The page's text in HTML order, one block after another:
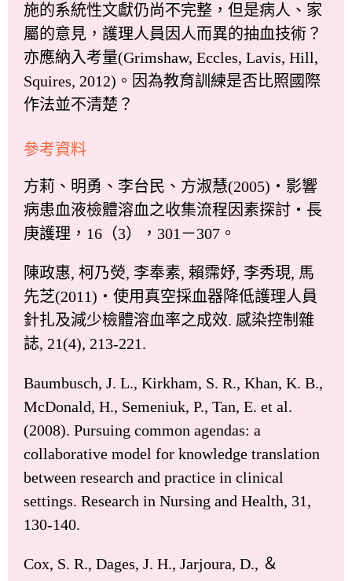
施的系統性文獻仍尚不完整，但是病人、家
屬的意見，護理人員因人而異的抽血技術？
亦應納入考量(Grimshaw, Eccles, Lavis, Hill,
Squires, 2012)。因為教育訓練是否比照國際
作法並不清楚？
參考資料
方莉、明勇、李台民、方淑慧(2005)‧影響
病患血液檢體溶血之收集流程因素探討‧長
庚護理，16（3），301－307。
陳政惠, 柯乃熒, 李奉素, 賴霈妤, 李秀現, 馬
先芝(2011)‧使用真空採血器降低護理人員
針扎及減少檢體溶血率之成效. 感染控制雜
誌, 21(4), 213-221.
Baumbusch, J. L., Kirkham, S. R., Khan, K. B.,
McDonald, H., Semeniuk, P., Tan, E. et al.
(2008). Pursuing common agendas: a
collaborative model for knowledge translation
between research and practice in clinical
settings. Research in Nursing and Health, 31,
130-140.
Cox, S. R., Dages, J. H., Jarjoura, D., ＆